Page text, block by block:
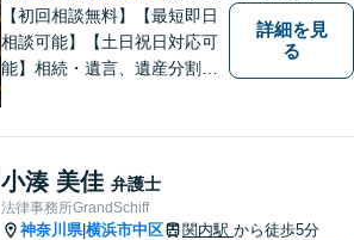
【初回相談無料】【最短即日
相談可能】【土日祝日対応可
能】相続・遺言、遺産分割、
い。損のない、適切な、早期
解決方法をご提案し、事件解
決のため尽力いたします。
詳細を見
る
小湊 美佳 弁護士
法律事務所GrandSchiff
神奈川県|横浜市中区 関内駅 から徒歩5分